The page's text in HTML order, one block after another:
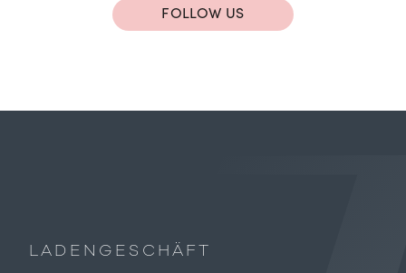
FOLLOW US
LADENGESCHÄFT